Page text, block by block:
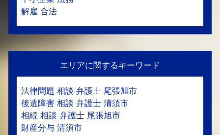
解雇 合法
エリアに関するキーワード
法律問題 相談 弁護士 尾張旭市
後遺障害 相談 弁護士 清須市
相続 相談 弁護士 尾張旭市
財産分与 清須市